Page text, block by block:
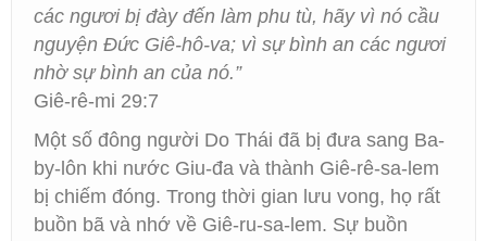
các ngươi bị đày đến làm phu tù, hãy vì nó cầu
nguyện Đức Giê-hô-va; vì sự bình an các ngươi
nhờ sự bình an của nó.”
Giê-rê-mi 29:7
Một số đông người Do Thái đã bị đưa sang Ba-
by-lôn khi nước Giu-đa và thành Giê-rê-sa-lem
bị chiếm đóng. Trong thời gian lưu vong, họ rất
buồn bã và nhớ về Giê-ru-sa-lem. Sự buồn